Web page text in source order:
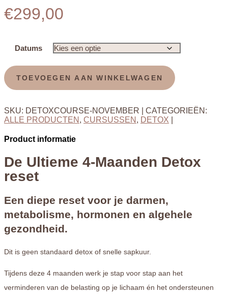
€299,00
Datums
Detox
reset
vrouwen
TOEVOEGEN AAN WINKELWAGEN
SKU: DETOXCOURSE-NOVEMBER
CATEGORIEËN:
ALLE PRODUCTEN , CURSUSSEN , DETOX
Product informatie
De Ultieme 4-Maanden Detox
reset
Een diepe reset voor je darmen,
metabolisme, hormonen en algehele
gezondheid.
Dit is geen standaard detox of snelle sapkuur.
Tijdens deze 4 maanden werk je stap voor stap aan het
verminderen van de belasting op je lichaam én het ondersteunen